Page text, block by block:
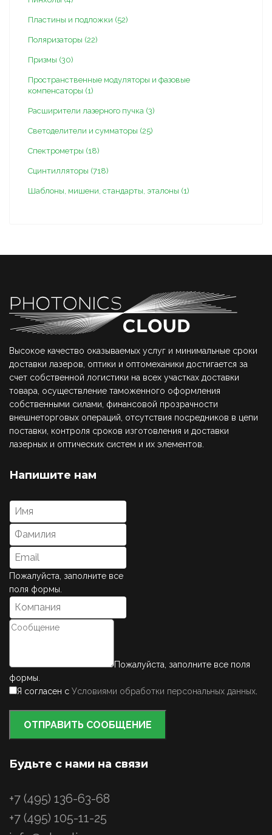
Пластины и подложки (52)
Поляризаторы (22)
Призмы (30)
Пространственные модуляторы и фазовые
компенсаторы (1)
Расширители лазерного пучка (3)
Светоделители и сумматоры (25)
Спектрометры (18)
Сцинтилляторы (718)
Шаблоны, мишени, стандарты, эталоны (1)
Высокое качество оказываемых услуг и минимальные сроки
доставки лазеров, оптики и оптомеханики достигается за
счет собственной логистики на всех участках доставки
товара, осуществление таможенного оформления
собственными силами, финансовой прозрачности
внешнеторговых операций, отсутствия посредников в цепи
поставки, контроля сроков изготовления и доставки
лазерных и оптических систем и их элементов.
Напишите нам
Пожалуйста, заполните все
поля формы.
Пожалуйста, заполните все поля
формы.
Я согласен с Условиями обработки персональных данных
ОТПРАВИТЬ СООБЩЕНИЕ
Будьте с нами на связи
+7 (495) 136-63-68
+7 (495) 105-11-25